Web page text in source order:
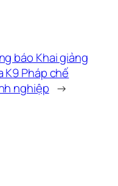
báo Khai giảng
K9 Pháp chế
nghiệp →